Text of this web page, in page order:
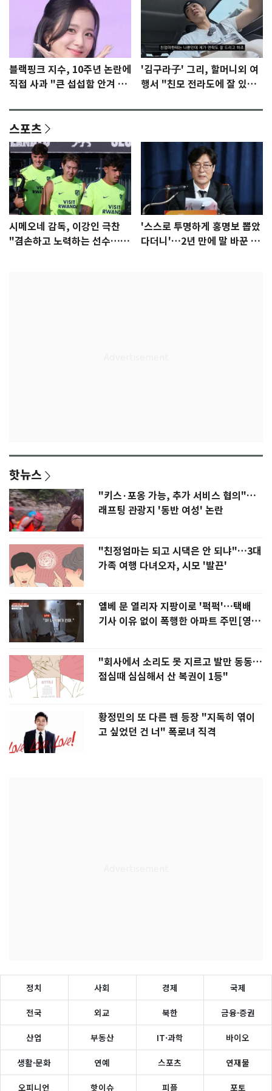
블랙핑크 지수, 10주년 논란에
직접 사과 "큰 섭섭함 안겨 미
'김구라子' 그리, 할머니외 여
행서 "친모 전라도에 잘 있
스포츠
시메오네 감독, 이강인 극찬
"겸손하고 노력하는 선수…좋
'스스로 투명하게 홍명보 뽑았
다더니'…2년 만에 말 바꾼 이
핫뉴스
"키스·포옹 가능, 추가 서비스 협의"…
래프팅 관광지 '동반 여성' 논란
"친정엄마는 되고 시댁은 안 되냐"…3대
가족 여행 다녀오자, 시모 '발끈'
엘베 문 열리자 지팡이로 '퍽퍽'…택배
기사 이유 없이 폭행한 아파트 주민[영
"회사에서 소리도 못 지르고 발만 동동…
점심때 심심해서 산 복권이 1등"
황정민의 또 다른 팬 등장 "지독히 엮이
고 싶었던 건 너" 폭로녀 직격
정치 사회 경제 국제
전국 외교 북한 금융·증권
산업 부동산 IT·과학 바이오
생활·문화 연예 스포츠 연재물
오피니언 핫이슈 피플 포토